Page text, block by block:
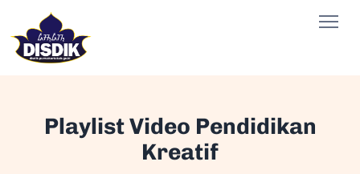
Playlist Video Pendidikan
Kreatif